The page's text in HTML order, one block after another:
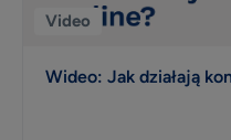
Video
Wideo: Jak działają